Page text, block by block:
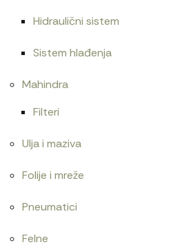
Hidraulični sistem
Sistem hlađenja
Mahindra
Filteri
Ulja i maziva
Folije i mreže
Pneumatici
Felne